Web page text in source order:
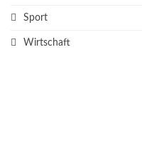
Sport
Wirtschaft